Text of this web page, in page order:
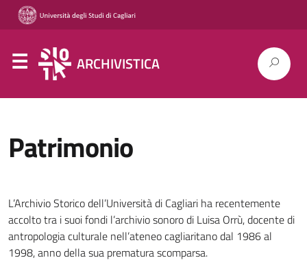
ARCHIVISTICA
Patrimonio
L’Archivio Storico dell’Università di Cagliari ha recentemente
accolto tra i suoi fondi l’archivio sonoro di Luisa Orrù, docente di
antropologia culturale nell’ateneo cagliaritano dal 1986 al
1998, anno della sua prematura scomparsa.